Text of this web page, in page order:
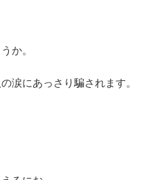
か。
涙にあっさり騙されます。